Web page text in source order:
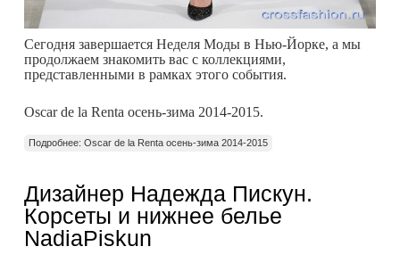
Сегодня завершается Неделя Моды в Нью-Йорке, а мы
продолжаем знакомить вас с коллекциями,
представленными в рамках этого события.
Oscar de la Renta осень-зима 2014-2015.
Подробнее: Oscar de la Renta осень-зима 2014-2015
Дизайнер Надежда Пискун.
Корсеты и нижнее белье
NadiaPiskun